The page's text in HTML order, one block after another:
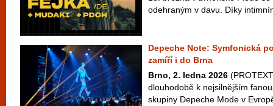
odehraným v davu. Díky
Depeche Note: Symfonická
zamíří i do Brna
Brno, 2. ledna 2026
dlouhodobě k nejsilnějším
skupiny Depeche Mode v